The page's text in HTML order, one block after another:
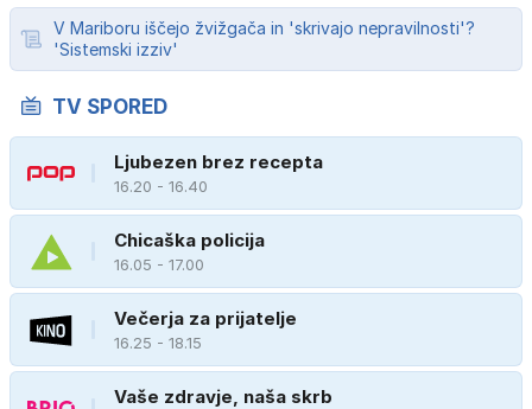
V Mariboru iščejo žvižgača in 'skrivajo nepravilnosti'?
'Sistemski izziv'
TV SPORED
Ljubezen brez recepta
16.20 - 16.40
Chicaška policija
16.05 - 17.00
Večerja za prijatelje
16.25 - 18.15
Vaše zdravje, naša skrb